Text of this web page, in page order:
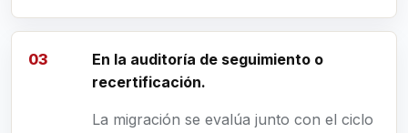
En la auditoría de seguimiento o
recertificación.
La migración se evalúa junto con el ciclo